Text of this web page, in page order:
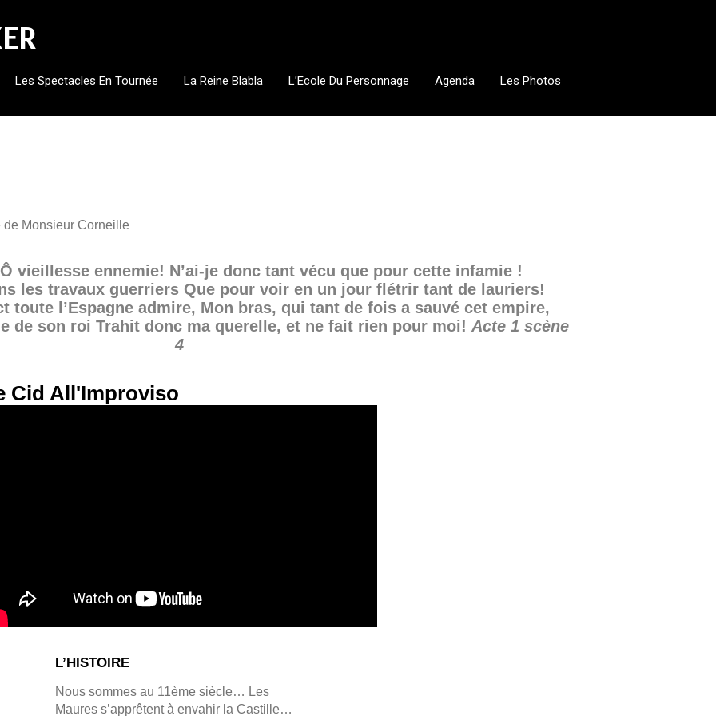
Les Spectacles En Tournée La Reine Blabla L’Ecole Du Personnage Agenda Les Photos
Monsieur Corneille
vieillesse ennemie! N’ai-je donc tant vécu que pour cette infamie !
les travaux guerriers Que pour voir en un jour flétrir tant de lauriers!
toute l’Espagne admire, Mon bras, qui tant de fois a sauvé cet empire,
de son roi Trahit donc ma querelle, et ne fait rien pour moi! Acte 1 scène
4
Cid All'Improviso
L’HISTOIRE
Nous sommes au 11ème siècle… Les
Maures s’apprêtent à envahir la Castille…